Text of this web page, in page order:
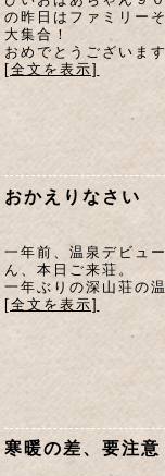
の昨日はファミリー
大集合！
おめでとうございます
[全文を表示]
おかえりなさい
一年前、温泉デビュ
ん、本日ご来荘。
一年ぶりの深山荘の
[全文を表示]
寒暖の差、要注意